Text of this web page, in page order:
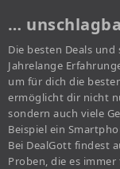
…
Die besten Deals
Jahrelange
um für dich die
ermöglicht dir nicht
sondern auch viele
Beispiel ein
Bei DealGott findest
Proben, die es